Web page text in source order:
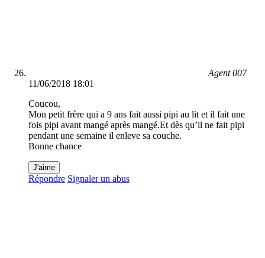
Agent 007
11/06/2018 18:01
Coucou,
Mon petit frère qui a 9 ans fait aussi pipi au lit et il fait une
fois pipi avant mangé après mangé.Et dès qu’il ne fait pipi
pendant une semaine il enleve sa couche.
Bonne chance
J'aime
Répondre Signaler un abus